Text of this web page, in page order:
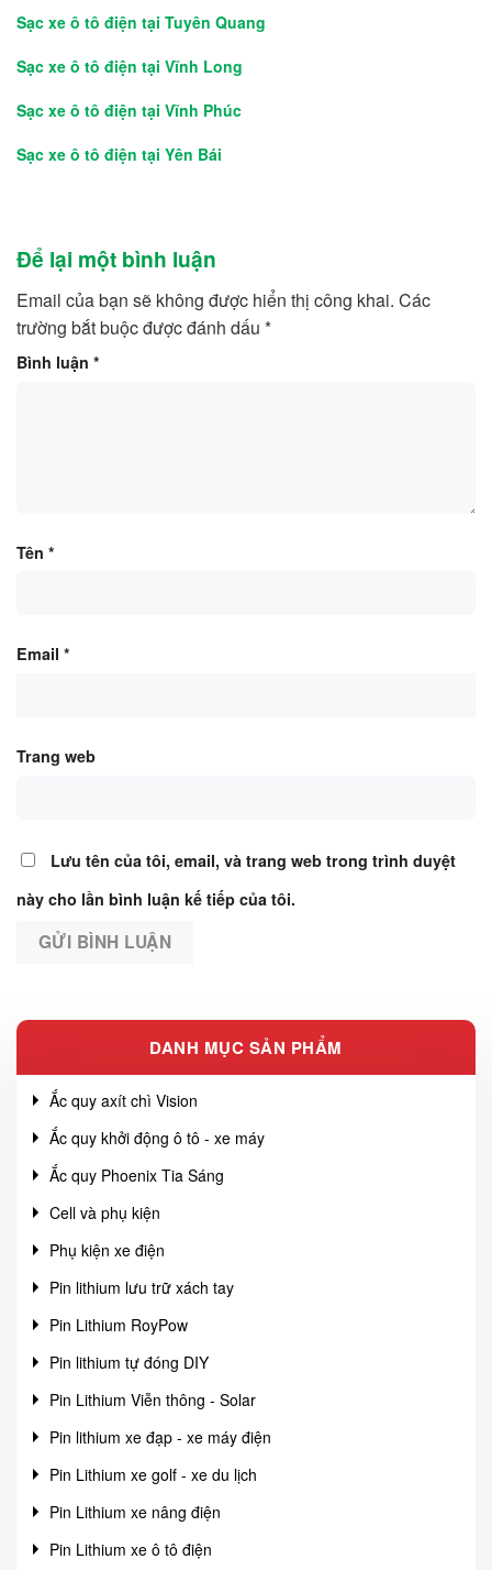
Sạc xe ô tô điện tại Tuyên Quang
Sạc xe ô tô điện tại Vĩnh Long
Sạc xe ô tô điện tại Vĩnh Phúc
Sạc xe ô tô điện tại Yên Bái
Để lại một bình luận
Email của bạn sẽ không được hiển thị công khai. Các
trường bắt buộc được đánh dấu *
Bình luận *
Tên *
Email *
Trang web
Lưu tên của tôi, email, và trang web trong trình duyệt
này cho lần bình luận kế tiếp của tôi.
DANH MỤC SẢN PHẨM
Ắc quy axít chì Vision
Ắc quy khởi động ô tô - xe máy
Ắc quy Phoenix Tia Sáng
Cell và phụ kiện
Phụ kiện xe điện
Pin lithium lưu trữ xách tay
Pin Lithium RoyPow
Pin lithium tự đóng DIY
Pin Lithium Viễn thông - Solar
Pin lithium xe đạp - xe máy điện
Pin Lithium xe golf - xe du lịch
Pin Lithium xe nâng điện
Pin Lithium xe ô tô điện